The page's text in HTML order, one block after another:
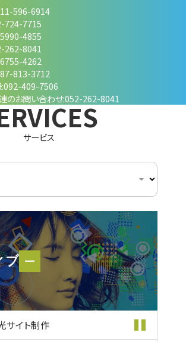
596-6914
724-7715
4855
262-8041
4262
813-3712
092-409-7506
のお問い合わせ052-262-8041
サービス
クリエイティブ
ブ
サイト制作